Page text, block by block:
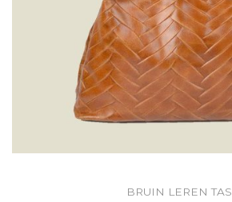
BRUIN LEREN TAS